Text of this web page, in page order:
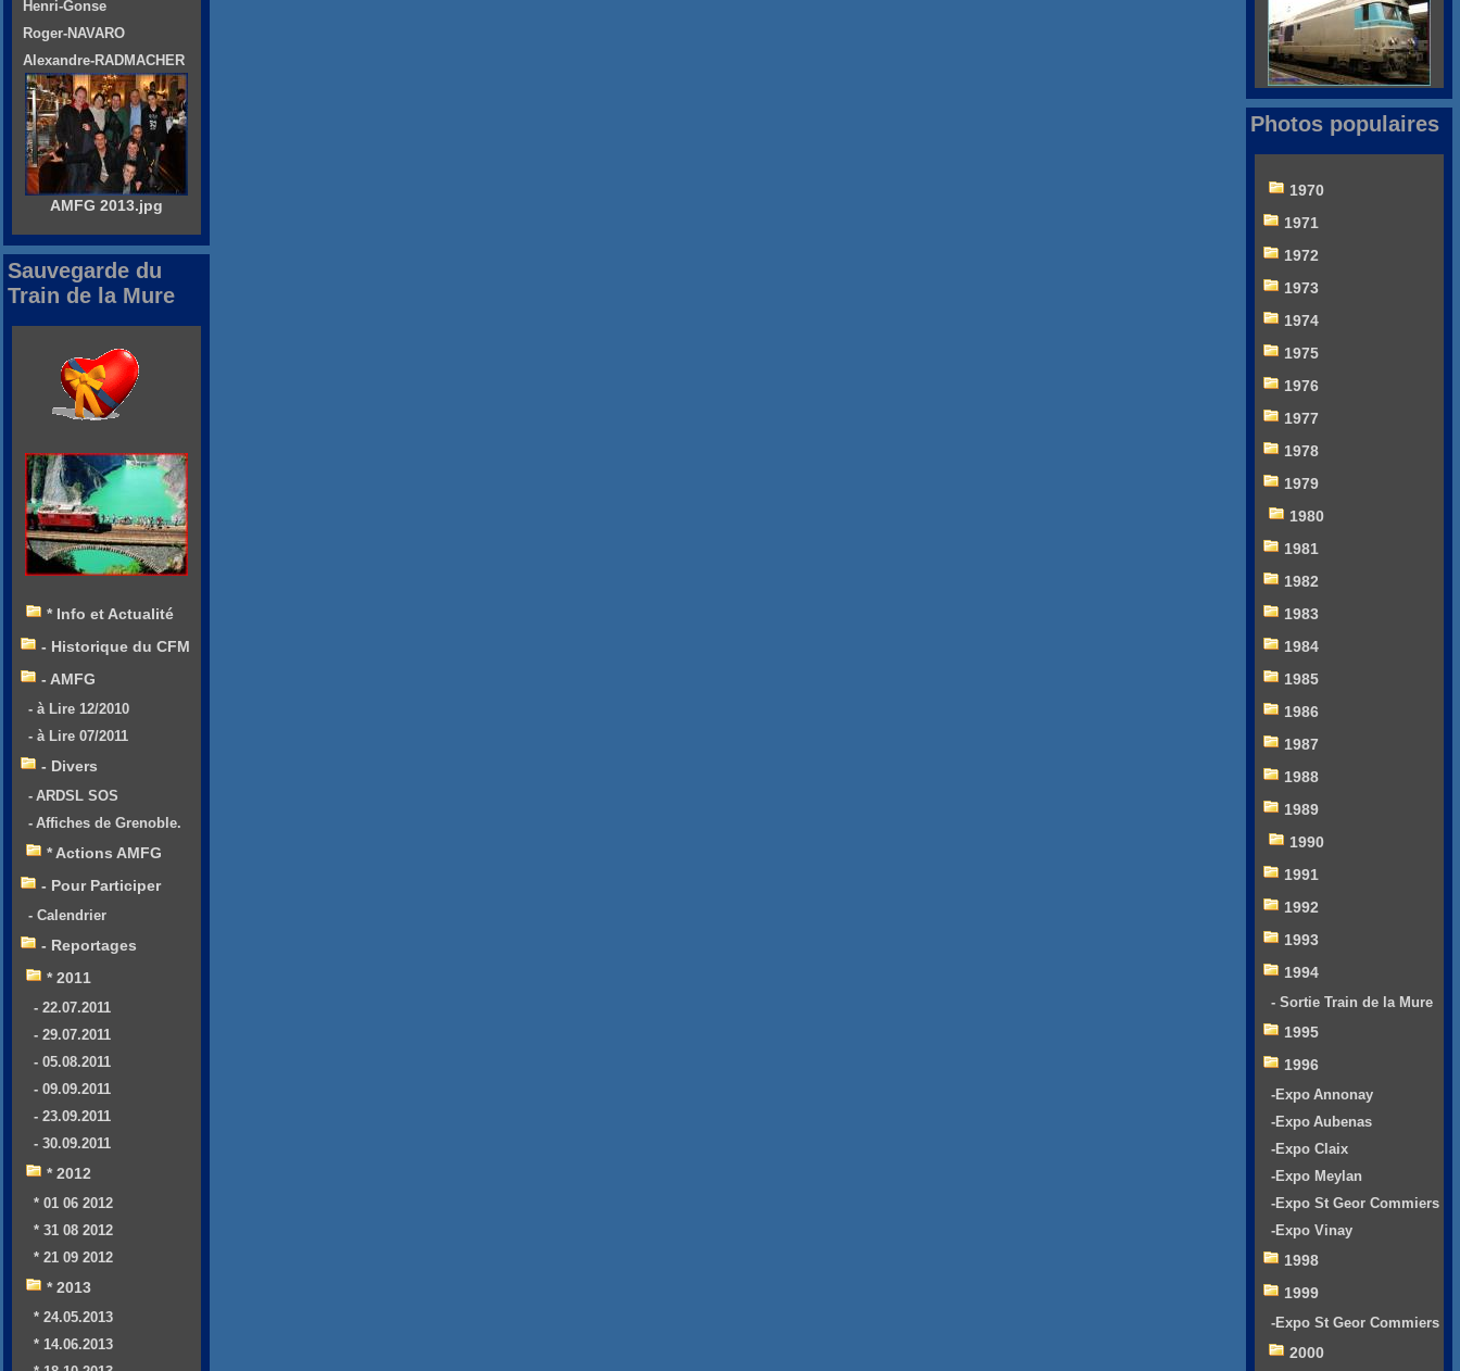
Henri-Gonse
Roger-NAVARO
Alexandre-RADMACHER
AMFG 2013.jpg
Sauvegarde du
Train de la Mure
* Info et Actualité
- Historique du CFM
- AMFG
- à Lire 12/2010
- à Lire 07/2011
- Divers
- ARDSL SOS
- Affiches de Grenoble.
* Actions AMFG
- Pour Participer
- Calendrier
- Reportages
* 2011
- 22.07.2011
- 29.07.2011
- 05.08.2011
- 09.09.2011
- 23.09.2011
- 30.09.2011
* 2012
* 01 06 2012
* 31 08 2012
* 21 09 2012
* 2013
* 24.05.2013
* 14.06.2013
Photos populaires
1970
1971
1972
1973
1974
1975
1976
1977
1978
1979
1980
1981
1982
1983
1984
1985
1986
1987
1988
1989
1990
1991
1992
1993
1994
- Sortie Train de la Mure
1995
1996
-Expo Annonay
-Expo Aubenas
-Expo Claix
-Expo Meylan
-Expo St Geor Commiers
-Expo Vinay
1998
1999
-Expo St Geor Commiers
2000